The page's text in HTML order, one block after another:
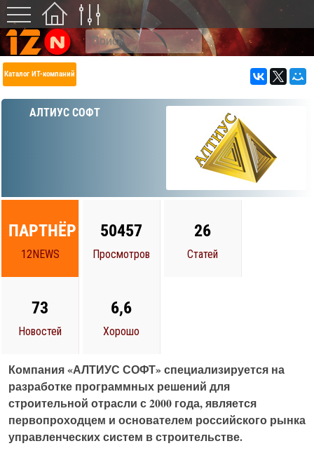
Каталог ИТ-компаний
АЛТИУС СОФТ
ПАРТНЁР
12NEWS
50457
Просмотров
26
Статей
73
Новостей
6,6
Хорошо
Компания «АЛТИУС СОФТ» специализируется на
разработке программных решений для
строительной отрасли с 2000 года, является
первопроходцем и основателем российского рынка
управленческих систем в строительстве.